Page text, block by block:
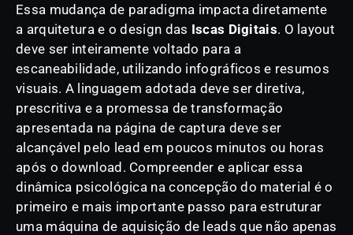
Essa mudança de paradigma impacta diretamente
a arquitetura e o design das Iscas Digitais. O layout
deve ser inteiramente voltado para a
escaneabilidade, utilizando infográficos e resumos
visuais. A linguagem adotada deve ser diretiva,
prescritiva e a promessa de transformação
apresentada na página de captura deve ser
alcançável pelo lead em poucos minutos ou horas
após o download. Compreender e aplicar essa
dinâmica psicológica na concepção do material é o
primeiro e mais importante passo para estruturar
uma máquina de aquisição de leads que não apenas